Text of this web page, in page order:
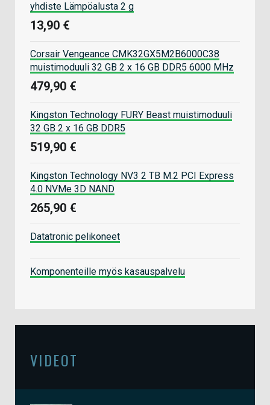
yhdiste Lämpöalusta 2 g
13,90 €
Corsair Vengeance CMK32GX5M2B6000C38
muistimoduuli 32 GB 2 x 16 GB DDR5 6000 MHz
479,90 €
Kingston Technology FURY Beast muistimoduuli
32 GB 2 x 16 GB DDR5
519,90 €
Kingston Technology NV3 2 TB M.2 PCI Express
4.0 NVMe 3D NAND
265,90 €
Datatronic pelikoneet
Komponenteille myös kasauspalvelu
VIDEOT